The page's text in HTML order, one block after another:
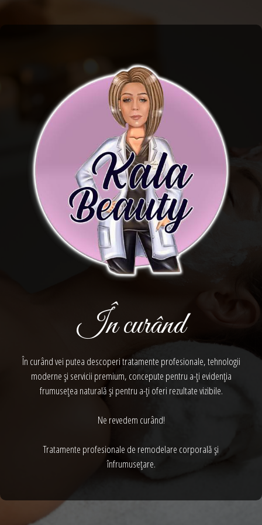
În curând
În curând vei putea descoperi tratamente profesionale, tehnologii
moderne și servicii premium, concepute pentru a-ți evidenția
frumusețea naturală și pentru a-ți oferi rezultate vizibile.
Ne revedem curând!
Tratamente profesionale de remodelare corporală și
înfrumusețare.